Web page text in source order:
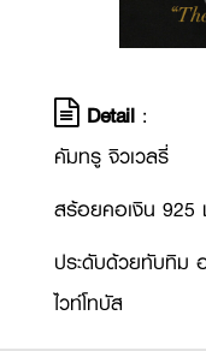
Detail :
คัมทรู จิวเวลรี่
สร้อยคอเงิน 925
ประดับด้วยทับทิม
ไวท์โทบัส